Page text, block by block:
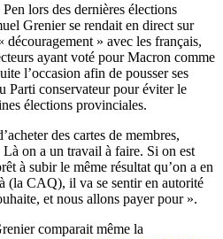
lors des dernières élections
Grenier se rendait en direct sur
» avec les français,
ayant voté pour Macron comme
l’occasion afin de pousser ses
Parti conservateur pour éviter le
élections provinciales.
des cartes de membres,
on a un travail à faire. Si on est
à subir le même résultat qu’on a en
(la CAQ), il va se sentir en autorité
et nous allons payer pour ».
comparait même la